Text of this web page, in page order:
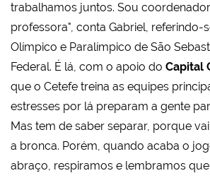
trabalhamos juntos. Sou
professora", conta Gabriel, referindo-
Olímpico e Paralímpico de São
Federal. É lá, com o apoio do Capital
que o Cetefe treina as equipes
estresses por lá preparam a gente
Mas tem de saber separar, porque
a bronca. Porém, quando acaba o
abraço, respiramos e lembramos